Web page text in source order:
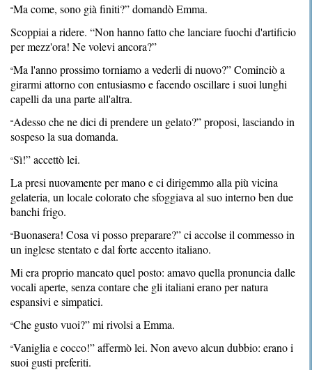
“Ma come, sono già finiti?” domandò Emma.
Scoppiai a ridere. “Non hanno fatto che lanciare fuochi d'artificio
per mezz'ora! Ne volevi ancora?”
“Ma l'anno prossimo torniamo a vederli di nuovo?” Cominciò a
girarmi attorno con entusiasmo e facendo oscillare i suoi lunghi
capelli da una parte all'altra.
“Adesso che ne dici di prendere un gelato?” proposi, lasciando in
sospeso la sua domanda.
“Sì!” accettò lei.
La presi nuovamente per mano e ci dirigemmo alla più vicina
gelateria, un locale colorato che sfoggiava al suo interno ben due
banchi frigo.
“Buonasera! Cosa vi posso preparare?” ci accolse il commesso in
un inglese stentato e dal forte accento italiano.
Mi era proprio mancato quel posto: amavo quella pronuncia dalle
vocali aperte, senza contare che gli italiani erano per natura
espansivi e simpatici.
“Che gusto vuoi?” mi rivolsi a Emma.
“Vaniglia e cocco!” affermò lei. Non avevo alcun dubbio: erano i
suoi gusti preferiti.